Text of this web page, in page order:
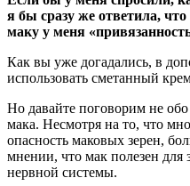
я бы сразу же ответила,
маку у меня
Как вы уже догадались, в
использовать сметанный
Но давайте поговорим не
мака. Несмотря на то, что
опасность маковых зерен,
мнении, что мак полезен для
нервной системы.